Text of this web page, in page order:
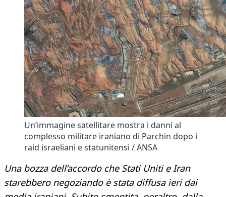
Un’immagine satellitare mostra i danni al
complesso militare iraniano di Parchin dopo i
raid israeliani e statunitensi / ANSA
Una bozza dell’accordo che Stati Uniti e Iran
starebbero negoziando è stata diffusa ieri dai